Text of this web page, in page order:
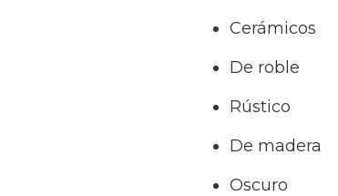
Cerámicos
De roble
Rústico
De madera
Oscuro